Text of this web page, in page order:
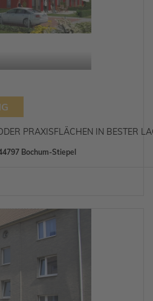
PRAXISFLÄCHEN IN BESTER
Bochum-Stiepel